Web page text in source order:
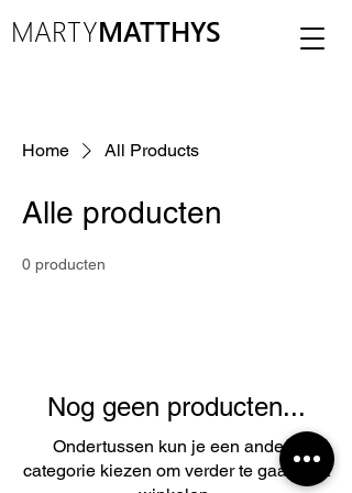
MARTYMATTHYS
Home All Products
Alle producten
0 producten
Nog geen producten...
Ondertussen kun je een andere
categorie kiezen om verder te gaan met